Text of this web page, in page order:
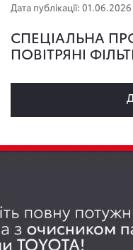
Дата публікації: 01.06.2026
СПЕЦІАЛЬНА
ПОВІТРЯНІ